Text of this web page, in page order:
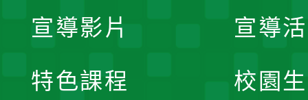
宣導
校園
宣導影片
特色課程